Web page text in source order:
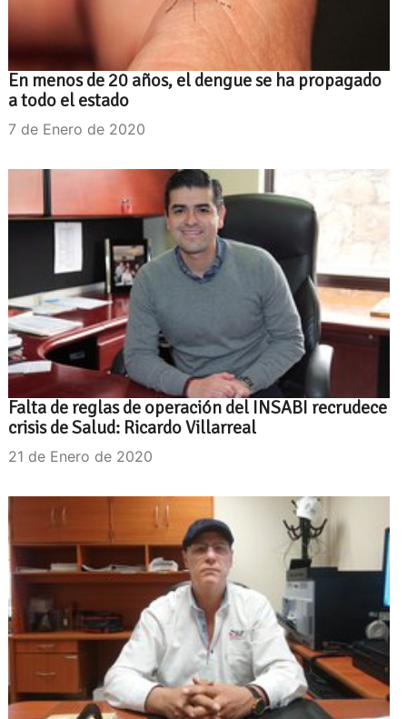
En menos de 20 años, el dengue se ha propagado
a todo el estado
7 de Enero de 2020
Falta de reglas de operación del INSABI recrudece
crisis de Salud: Ricardo Villarreal
21 de Enero de 2020